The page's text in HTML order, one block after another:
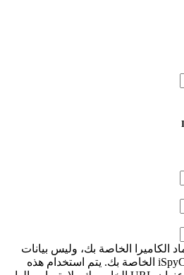
الكاميرا الخاصة بك، وليس بيانات
اعتماد تسجيل دخول iSpyConnect الخاصة بك. يتم استخدام هذه